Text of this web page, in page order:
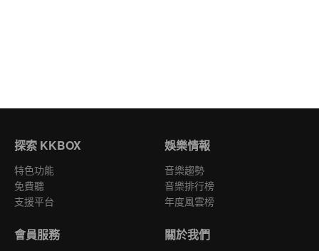
探索 KKBOX
特色功能
免費聽
支援平台
娛樂情報
音樂趨勢
音樂排行榜
年度風雲榜
會員服務 關於我們